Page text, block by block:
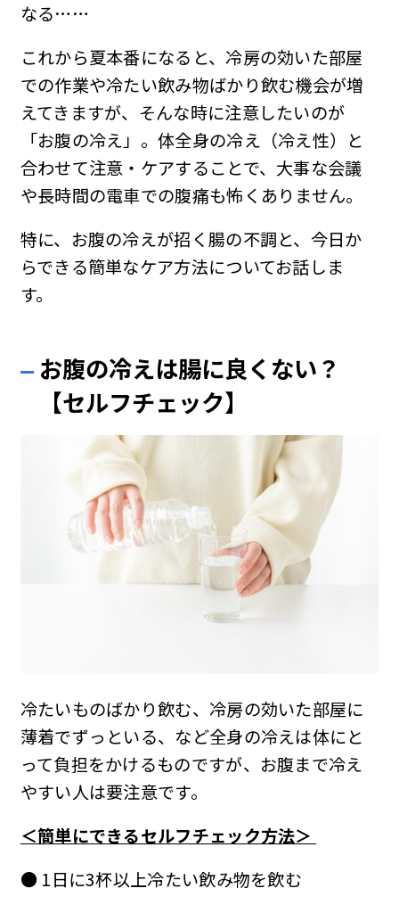
なる……
これから夏本番になると、冷房の効いた部屋
での作業や冷たい飲み物ばかり飲む機会が増
えてきますが、そんな時に注意したいのが
「お腹の冷え」。体全身の冷え（冷え性）と
合わせて注意・ケアすることで、大事な会議
や長時間の電車での腹痛も怖くありません。
特に、お腹の冷えが招く腸の不調と、今日か
らできる簡単なケア方法についてお話しま
す。
お腹の冷えは腸に良くない？
【セルフチェック】
冷たいものばかり飲む、冷房の効いた部屋に
薄着でずっといる、など全身の冷えは体にと
って負担をかけるものですが、お腹まで冷え
やすい人は要注意です。
＜簡単にできるセルフチェック方法＞
● 1日に3杯以上冷たい飲み物を飲む